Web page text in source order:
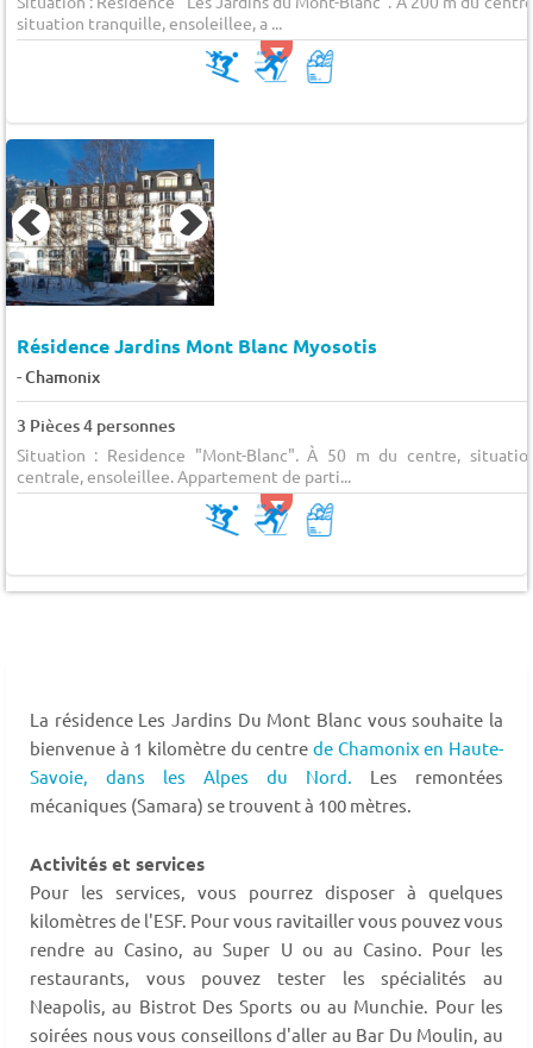
situation tranquille, ensoleillee, a ...
Résidence Jardins Mont Blanc Myosotis
-Chamonix
3 Pièces 4 personnes
Situation : Residence "Mont-Blanc". À 50 m du centre,
centrale, ensoleillee. Appartement de parti...
La résidence Les Jardins Du Mont Blanc vous souhaite la
bienvenue à 1 kilomètre du centre de Chamonix en Haute-
Savoie,
dans les Alpes du Nord. Les remontées
mécaniques (Samara) se trouvent à 100 mètres.
Activités et services
Pour les services, vous pourrez disposer à quelques
kilomètres de l'ESF. Pour vous ravitailler vous pouvez vous
rendre au Casino, au Super U ou au Casino. Pour les
restaurants, vous pouvez tester les spécialités au
Neapolis, au Bistrot Des Sports ou au Munchie. Pour les
soirées nous vous conseillons d'aller au Bar Du Moulin, au